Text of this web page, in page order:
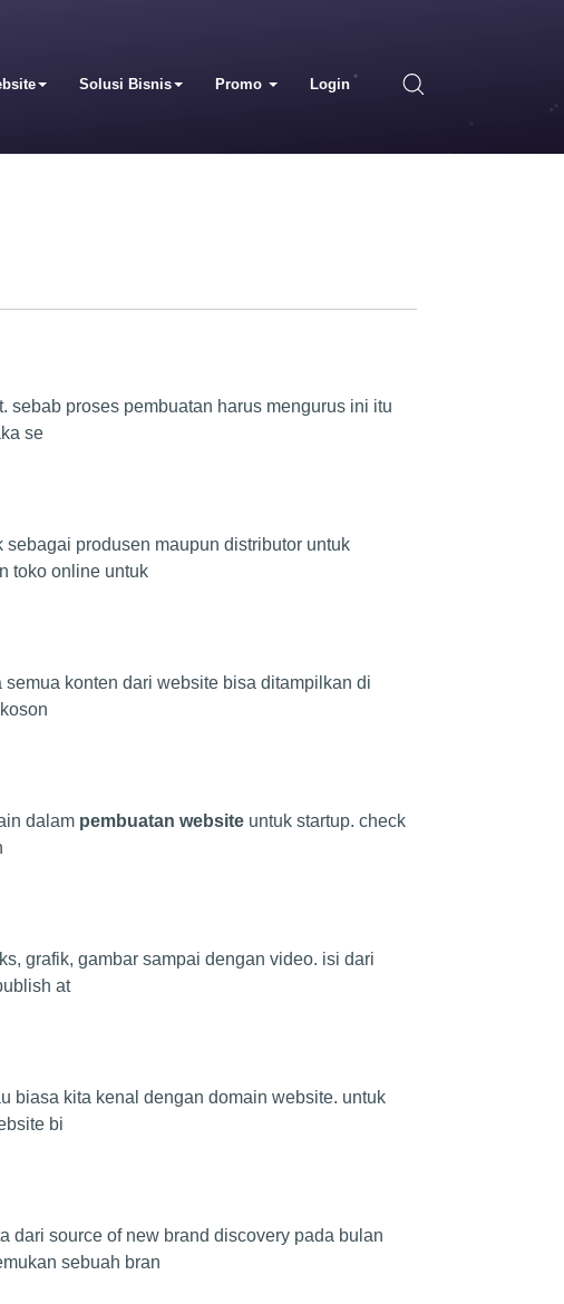
Solusi Bisnis Promo Login
sebab proses pembuatan harus mengurus ini itu
se
produsen maupun distributor untuk
toko online untuk
konten dari website bisa ditampilkan di
dalam pembuatan website untuk startup. check
grafik, gambar sampai dengan video. isi dari
at
biasa kita kenal dengan domain website. untuk
bi
dari source of new brand discovery pada bulan
sebuah bran